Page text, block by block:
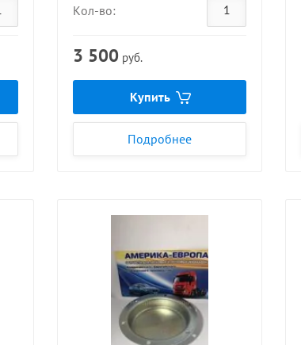
Кол-во:
3 500 руб.
Купить
Подробнее